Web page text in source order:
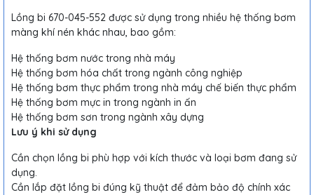
Lồng bi 670-045-552 được sử dụng trong nhiều hệ thống bơm
màng khí nén khác nhau, bao gồm:
Hệ thống bơm nước trong nhà máy
Hệ thống bơm hóa chất trong ngành công nghiệp
Hệ thống bơm thực phẩm trong nhà máy chế biến thực phẩm
Hệ thống bơm mực in trong ngành in ấn
Hệ thống bơm sơn trong ngành xây dựng
Lưu ý khi sử dụng
Cần chọn lồng bi phù hợp với kích thước và loại bơm đang sử
dụng.
Cần lắp đặt lồng bi đúng kỹ thuật để đảm bảo độ chính xác